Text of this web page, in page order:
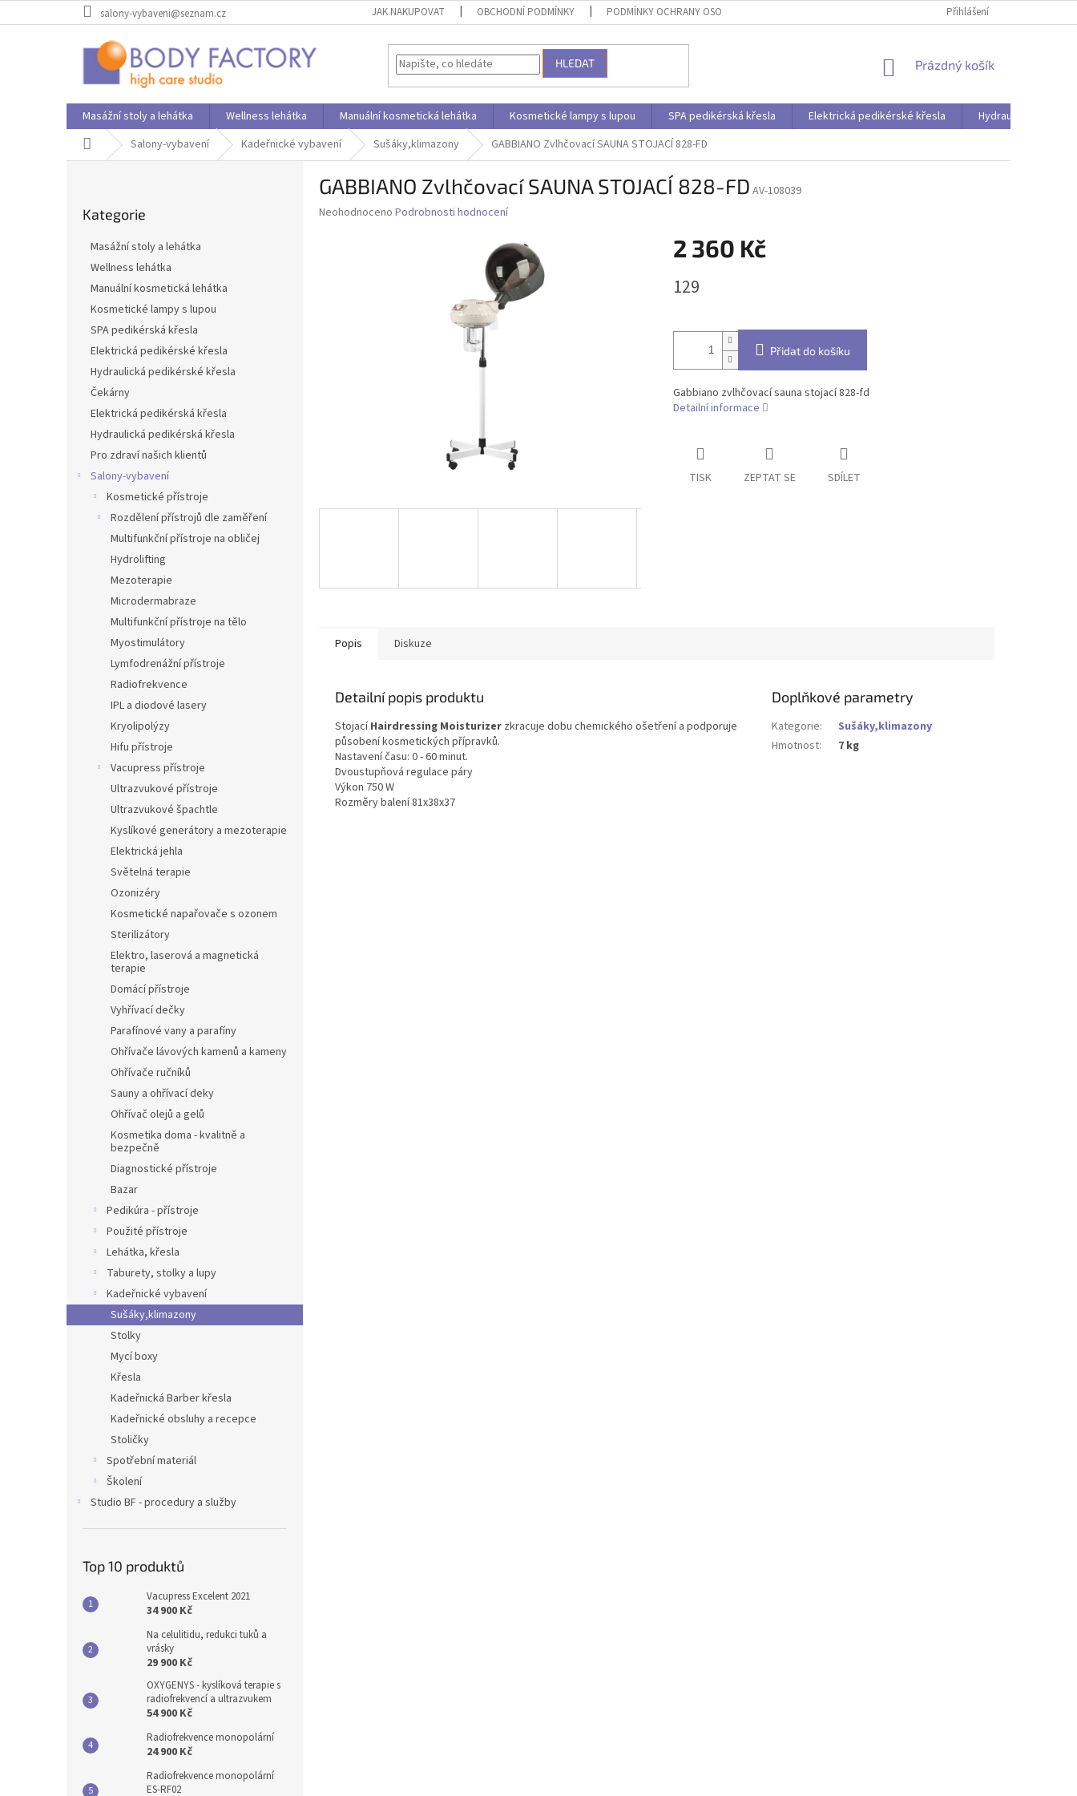
na
salony-vybaveni@seznam.cz JAK NAKUPOVAT OBCHODNÍ PODMÍNKY PODMÍNKY OCHRANY OSOBNÍCH ÚDAJŮ Přihlášení
HLEDAT
NÁKUPNÍ
Prázdný košík
Masážní stoly a lehátka Wellness lehátka Manuální kosmetická lehátka Kosmetické lampy s lupou SPA pedikérská křesla Elektrická pedikérské křesla
Hydraulická
Domů Salony-vybavení Kadeřnické vybavení Sušáky,klimazony GABBIANO Zvlhčovací SAUNA STOJACÍ 828-FD
kategorie
Kategorie
Masážní stoly a lehátka
Wellness lehátka
Manuální kosmetická lehátka
Kosmetické lampy s lupou
SPA pedikérská křesla
Elektrická pedikérské křesla
Hydraulická pedikérské křesla
Čekárny
Elektrická pedikérská křesla
Hydraulická pedikérská křesla
Pro zdraví našich klientů
Salony-vybavení
Kosmetické přístroje
Rozdělení přístrojů dle zaměření
Multifunkční přístroje na obličej
Hydrolifting
Mezoterapie
Microdermabraze
Multifunkční přístroje na tělo
Myostimulátory
Lymfodrenážní přístroje
Radiofrekvence
IPL a diodové lasery
Kryolipolýzy
Hifu přístroje
Vacupress přístroje
Ultrazvukové přístroje
Ultrazvukové špachtle
Kyslíkové generátory a mezoterapie
Elektrická jehla
Světelná terapie
Ozonizéry
Kosmetické napařovače s ozonem
Sterilizátory
Elektro, laserová a magnetická
terapie
Domácí přístroje
Vyhřívací dečky
Parafínové vany a parafíny
Ohřívače lávových kamenů a kameny
Ohřívače ručníků
Sauny a ohřívací deky
Ohřívač olejů a gelů
Kosmetika doma - kvalitně a
bezpečně
Diagnostické přístroje
Bazar
Pedikúra - přístroje
Použité přístroje
Lehátka, křesla
Taburety, stolky a lupy
Kadeřnické vybavení
Sušáky,klimazony
Stolky
Mycí boxy
Křesla
Kadeřnická Barber křesla
Kadeřnické obsluhy a recepce
Stoličky
Spotřební materiál
Školení
Studio BF - procedury a služby
Top 10 produktů
Vacupress Excelent 2021
34 900 Kč
Na celulitidu, redukci tuků a
vrásky
29 900 Kč
OXYGENYS - kyslíková terapie s
radiofrekvencí a ultrazvukem
54 900 Kč
Radiofrekvence monopolární
24 900 Kč
Radiofrekvence monopolární
ES-RF02
GABBIANO Zvlhčovací SAUNA STOJACÍ 828-FD AV-108039
Průměrné
Neohodnoceno Podrobnosti hodnocení
2 360 Kč
cena:
129
Přidat do košíku
Gabbiano zvlhčovací sauna stojací 828-fd
Detailní informace
TISK ZEPTAT SE SDÍLET
Popis Diskuze
Detailní popis produktu
StojacíHairdressing Moisturizer zkracuje dobu chemického ošetření a podporuje
působení kosmetických přípravků.
Nastavení času: 0 - 60 minut.
Dvoustupňová regulace páry
Výkon 750 W
Rozměry balení 81x38x37
Doplňkové parametry
Kategorie:
Sušáky,klimazony
Hmotnost: 7 kg